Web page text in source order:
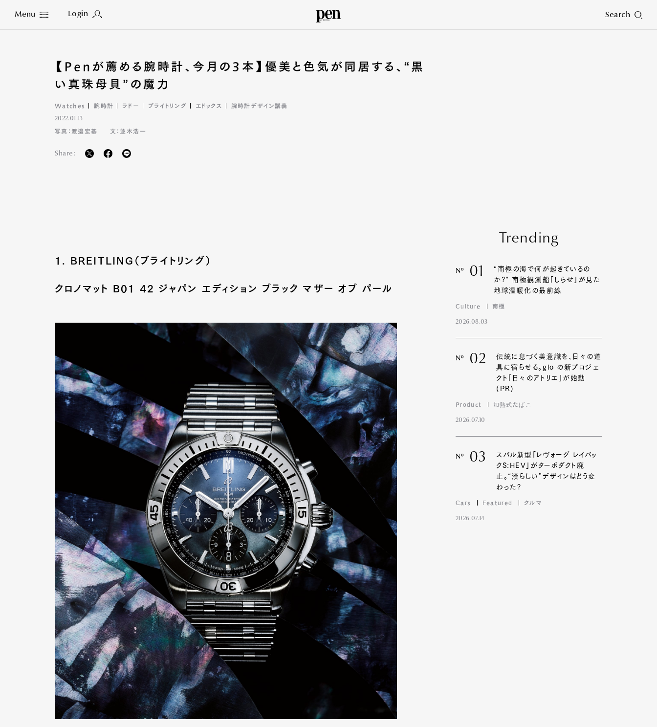
Menu Login Search
Close
【Penが薦める腕時計、今月の3本】優美と色気が同居する、“黒
い真珠母貝”の魔力
Watches 腕時計 ラドー ブライトリング エドックス 腕時計デザイン講義
2022.01.13
写真：渡邉宏基 文：並木浩一
Share:
1. BREITLING（ブライトリング）
クロノマット B01 42 ジャパン エディション ブラック マザー オブ パール
Trending
Nº 01
“南極の海で何が起きているの
か?” 南極観測船「しらせ」が見た
地球温暖化の最前線
Culture 南極
2026.08.03
Nº 02
伝統に息づく美意識を、日々の道
具に宿らせる。glo の新プロジェ
クト「日々のアトリエ」が始動
(PR)
Product 加熱式たばこ
2026.07.10
Nº 03
スバル新型「レヴォーグ レイバッ
クS:HEV」がターボダクト廃
止。“漢らしい”デザインはどう変
わった?
Cars Featured クルマ
2026.07.14